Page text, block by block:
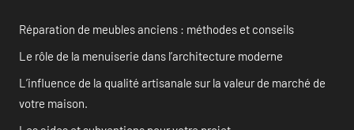
Réparation de meubles anciens : méthodes et conseils
Le rôle de la menuiserie dans l’architecture moderne
L’influence de la qualité artisanale sur la valeur de marché de
votre maison.